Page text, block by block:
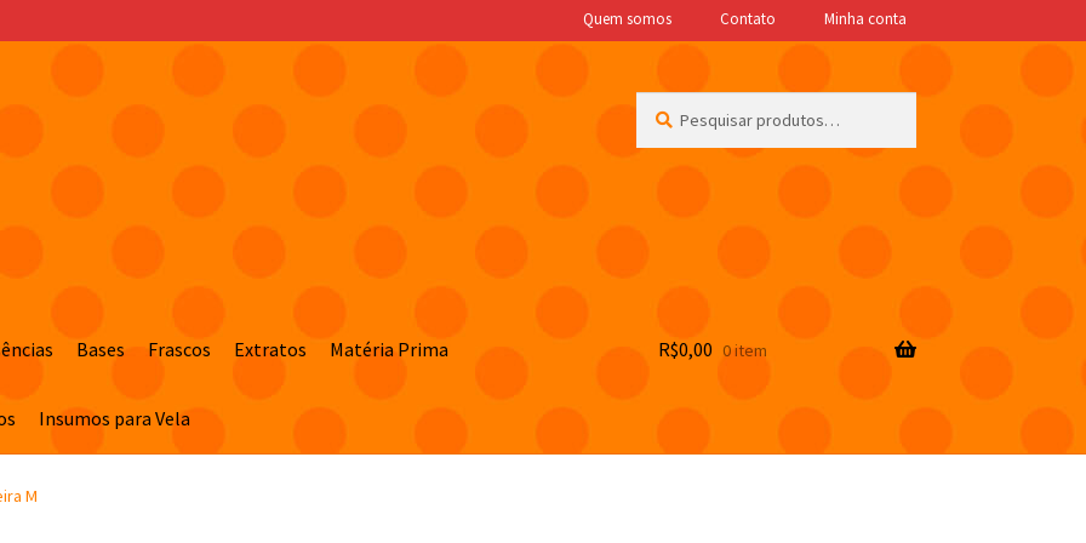
Quem somos Contato Minha conta
por:
Bases Frascos Extratos Matéria Prima
Insumos para Vela
R$0,00 0 item
M